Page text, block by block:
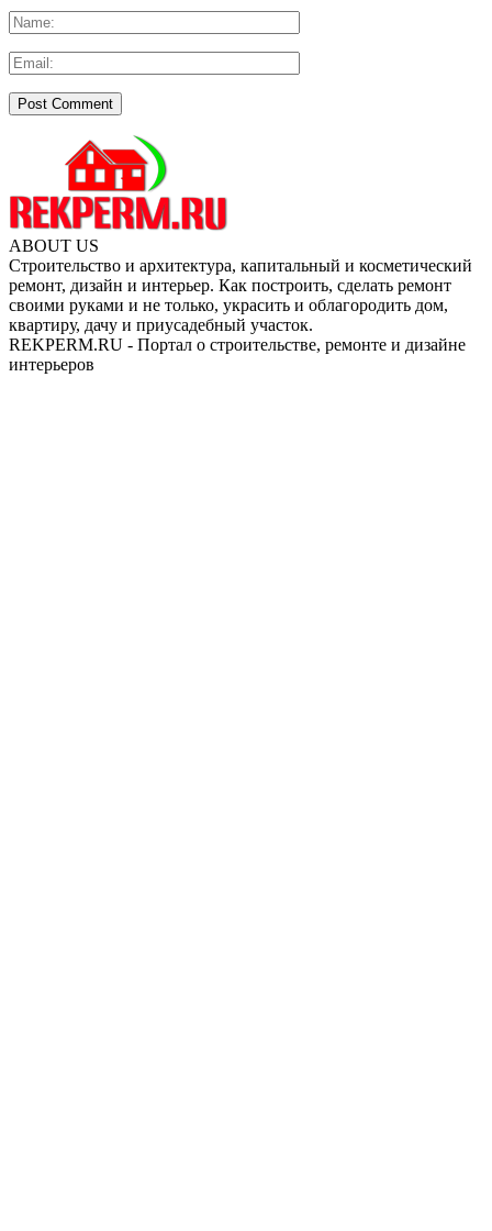
ABOUT US
Строительство и архитектура, капитальный и косметический
ремонт, дизайн и интерьер. Как построить, сделать ремонт
своими руками и не только, украсить и облагородить дом,
квартиру, дачу и приусадебный участок.
REKPERM.RU - Портал о строительстве, ремонте и дизайне
интерьеров